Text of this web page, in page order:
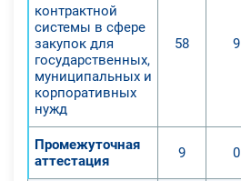
контрактной
системы в сфере
закупок для
государственных,
муниципальных и
корпоративных
нужд
58 9
Промежуточная
аттестация
9 0